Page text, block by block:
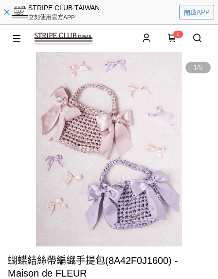
STRIPE CLUB TAIWAN
立刻使用官方APP
開啟APP
0
1/5
蝴蝶結絲帶編織手提包(8A42F0J1600) -
Maison de FLEUR